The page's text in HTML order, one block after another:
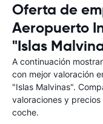
Oferta de
Aeropuerto
"Islas
A continuación
con mejor valoración
"Islas Malvinas".
valoraciones y
coche.